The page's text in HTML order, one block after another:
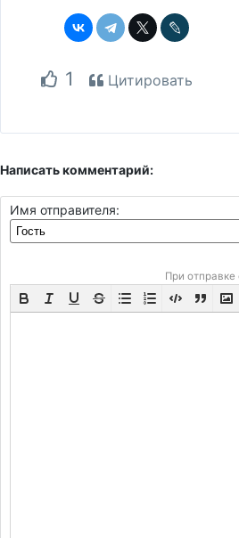
1 Цитировать
Написать комментарий:
Имя отправителя:
При